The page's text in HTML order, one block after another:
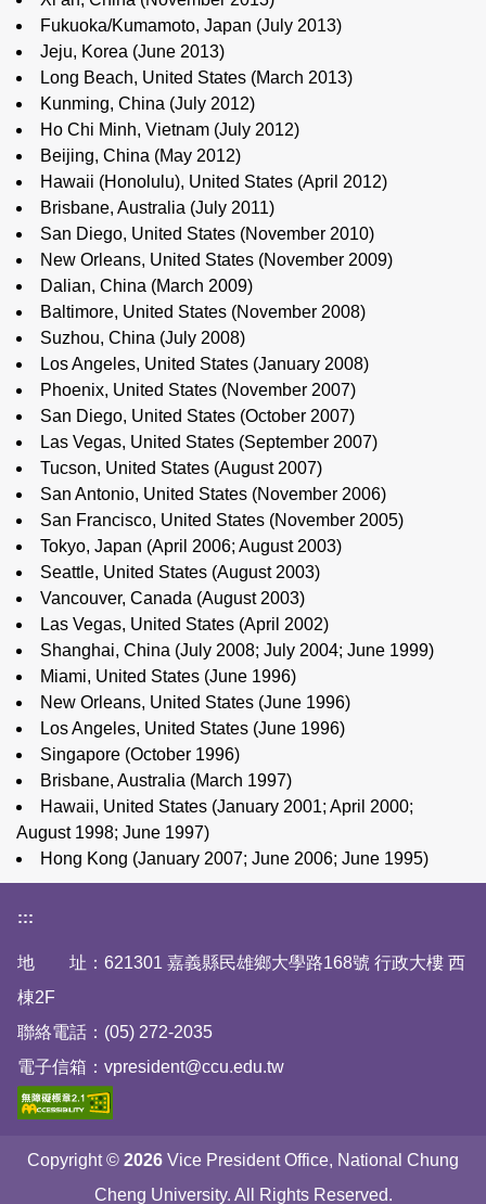
Fukuoka/Kumamoto, Japan (July 2013)
Jeju, Korea (June 2013)
Long Beach, United States (March 2013)
Kunming, China (July 2012)
Ho Chi Minh, Vietnam (July 2012)
Beijing, China (May 2012)
Hawaii (Honolulu), United States (April 2012)
Brisbane, Australia (July 2011)
San Diego, United States (November 2010)
New Orleans, United States (November 2009)
Dalian, China (March 2009)
Baltimore, United States (November 2008)
Suzhou, China (July 2008)
Los Angeles, United States (January 2008)
Phoenix, United States (November 2007)
San Diego, United States (October 2007)
Las Vegas, United States (September 2007)
Tucson, United States (August 2007)
San Antonio, United States (November 2006)
San Francisco, United States (November 2005)
Tokyo, Japan (April 2006; August 2003)
Seattle, United States (August 2003)
Vancouver, Canada (August 2003)
Las Vegas, United States (April 2002)
Shanghai, China (July 2008; July 2004; June 1999)
Miami, United States (June 1996)
New Orleans, United States (June 1996)
Los Angeles, United States (June 1996)
Singapore (October 1996)
Brisbane, Australia (March 1997)
Hawaii, United States (January 2001; April 2000;
August 1998; June 1997)
Hong Kong (January 2007; June 2006; June 1995)
:::
地 址：621301 嘉義縣民雄鄉大學路168號 行政大樓 西
棟2F
聯絡電話：(05) 272-2035
電子信箱：vpresident@ccu.edu.tw
Copyright © 2026 Vice President Office, National Chung
Cheng University. All Rights Reserved.